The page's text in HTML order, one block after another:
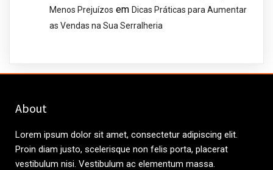
Menos Prejuízos em Dicas Práticas para Aumentar
as Vendas na Sua Serralheria
About
Lorem ipsum dolor sit amet, consectetur adipiscing elit.
Proin diam justo, scelerisque non felis porta, placerat
vestibulum nisi. Vestibulum ac elementum massa.